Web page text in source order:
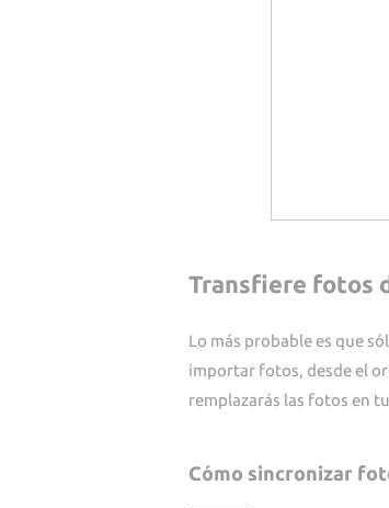
Transfiere fotos
Lo más probable es que
importar fotos, desde el
remplazarás las fotos en
Cómo sincronizar